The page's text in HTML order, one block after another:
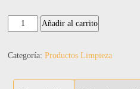
Rollo
Verde
cantidad
Añadir al carrito
Categoría:Productos Limpieza